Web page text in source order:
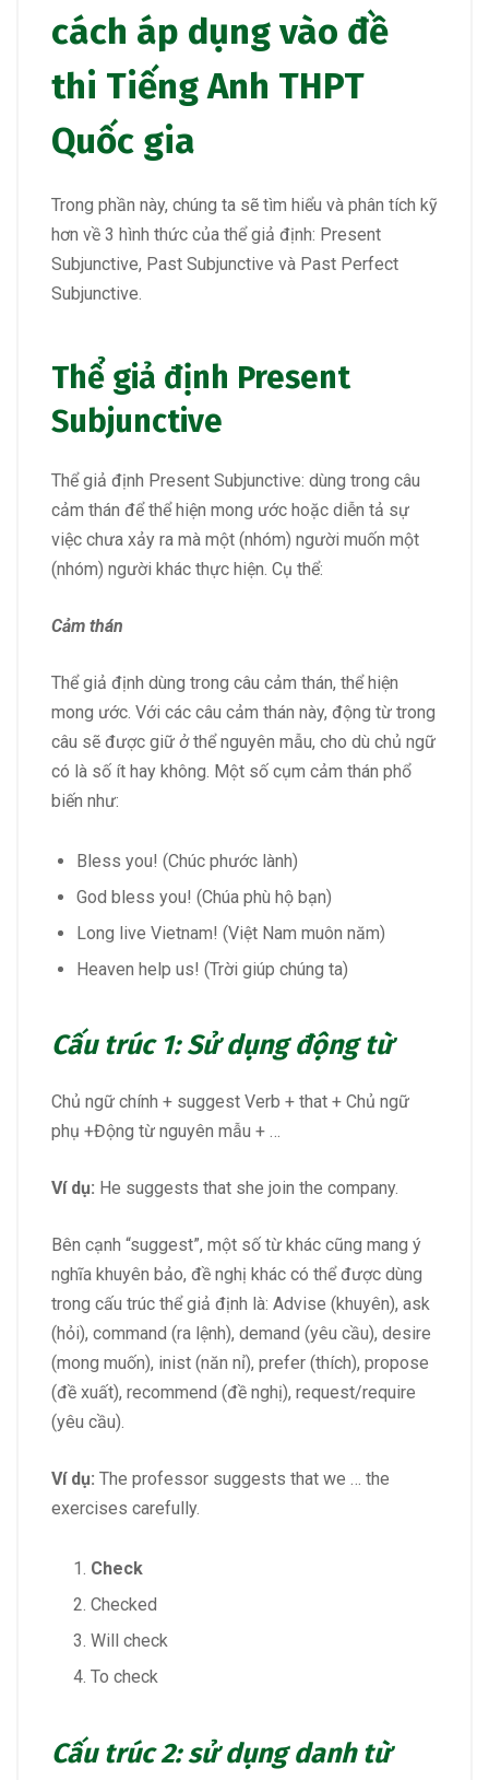
cách áp dụng vào đề
thi Tiếng Anh THPT
Quốc gia
Trong phần này, chúng ta sẽ tìm hiểu và phân tích kỹ
hơn về 3 hình thức của thể giả định: Present
Subjunctive, Past Subjunctive và Past Perfect
Subjunctive.
Thể giả định Present
Subjunctive
Thể giả định Present Subjunctive: dùng trong câu
cảm thán để thể hiện mong ước hoặc diễn tả sự
việc chưa xảy ra mà một (nhóm) người muốn một
(nhóm) người khác thực hiện. Cụ thể:
Cảm thán
Thể giả định dùng trong câu cảm thán, thể hiện
mong ước. Với các câu cảm thán này, động từ trong
câu sẽ được giữ ở thể nguyên mẫu, cho dù chủ ngữ
có là số ít hay không. Một số cụm cảm thán phổ
biến như:
Bless you! (Chúc phước lành)
God bless you! (Chúa phù hộ bạn)
Long live Vietnam! (Việt Nam muôn năm)
Heaven help us! (Trời giúp chúng ta)
Cấu trúc 1: Sử dụng động từ
Chủ ngữ chính + suggest Verb + that + Chủ ngữ
phụ +Động từ nguyên mẫu + …
Ví dụ: He suggests that she join the company.
Bên cạnh “suggest”, một số từ khác cũng mang ý
nghĩa khuyên bảo, đề nghị khác có thể được dùng
trong cấu trúc thể giả định là: Advise (khuyên), ask
(hỏi), command (ra lệnh), demand (yêu cầu), desire
(mong muốn), inist (năn nỉ), prefer (thích), propose
(đề xuất), recommend (đề nghị), request/require
(yêu cầu).
Ví dụ: The professor suggests that we … the
exercises carefully.
Check
Checked
Will check
To check
Cấu trúc 2: sử dụng danh từ